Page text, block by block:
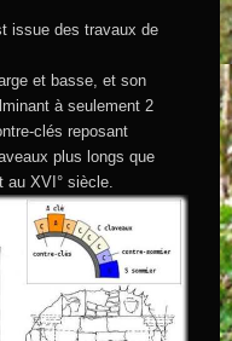
issue des travaux de
et basse, et son
à seulement 2
clés reposant
plus longs que
au XVI° siècle.